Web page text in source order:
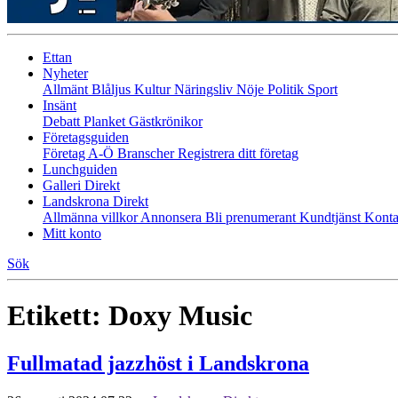
Ettan
Nyheter
Allmänt Blåljus KulturNäringsliv Nöje Politik Sport
Insänt
Debatt Planket Gästkrönikor
Företagsguiden
Företag A-Ö BranscherRegistrera ditt företag
Lunchguiden
Galleri Direkt
Landskrona Direkt
Allmänna villkorAnnonsera Bli prenumerant Kundtjänst
Mitt konto
Sök
Etikett: Doxy Music
Fullmatad jazzhöst i Landskrona